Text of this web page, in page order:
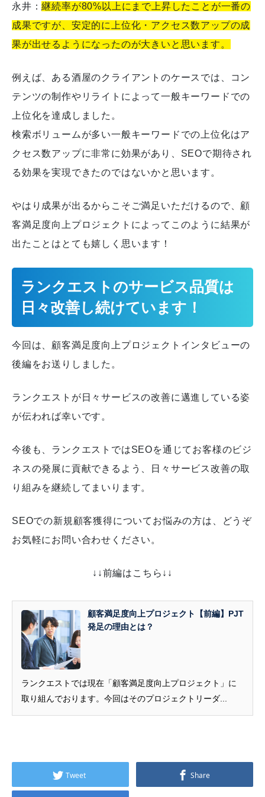
永井：継続率が80%以上にまで上昇したことが一番の
成果ですが、安定的に上位化・アクセス数アップの成
果が出せるようになったのが大きいと思います。
例えば、ある酒屋のクライアントのケースでは、コン
テンツの制作やリライトによって一般キーワードでの
上位化を達成しました。
検索ボリュームが多い一般キーワードでの上位化はア
クセス数アップに非常に効果があり、SEOで期待され
る効果を実現できたのではないかと思います。
やはり成果が出るからこそご満足いただけるので、顧
客満足度向上プロジェクトによってこのように結果が
出たことはとても嬉しく思います！
ランクエストのサービス品質は
日々改善し続けています！
今回は、顧客満足度向上プロジェクトインタビューの
後編をお送りしました。
ランクエストが日々サービスの改善に邁進している姿
が伝われば幸いです。
今後も、ランクエストではSEOを通じてお客様のビジ
ネスの発展に貢献できるよう、日々サービス改善の取
り組みを継続してまいります。
SEOでの新規顧客獲得についてお悩みの方は、どうぞ
お気軽にお問い合わせください。
↓↓前編はこちら↓↓
顧客満足度向上プロジェクト【前編】PJT
発足の理由とは？
ランクエストでは現在「顧客満足度向上プロジェクト」に
取り組んでおります。今回はそのプロジェクトリーダ...
Tweet Share